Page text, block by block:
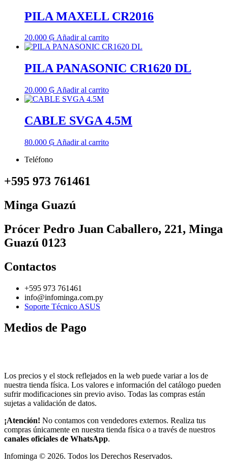
PILA MAXELL CR2016
20.000 ₲ Añadir al carrito
PILA PANASONIC CR1620 DL
20.000 ₲ Añadir al carrito
CABLE SVGA 4.5M
80.000 ₲ Añadir al carrito
Teléfono
+595 973 761461
Minga Guazú
Prócer Pedro Juan Caballero, 221, Minga
Guazú 0123
Contactos
+595 973 761461
info@infominga.com.py
Soporte Técnico ASUS
Medios de Pago
Los precios y el stock reflejados en la web puede variar a los de
nuestra tienda física. Los valores e información del catálogo pueden
sufrir modificaciones sin previo aviso. Todas las compras están
sujetas a validación de datos.
¡Atención! No contamos con vendedores externos. Realiza tus
compras únicamente en nuestra tienda física o a través de nuestros
canales oficiales de WhatsApp.
Infominga © 2026. Todos los Derechos Reservados.